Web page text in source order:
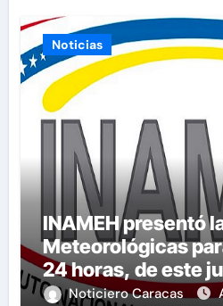
Noticias
INAMEH presentó
Meteorológicas
24 horas, de este
agosto 2026
Noticiero Caracas